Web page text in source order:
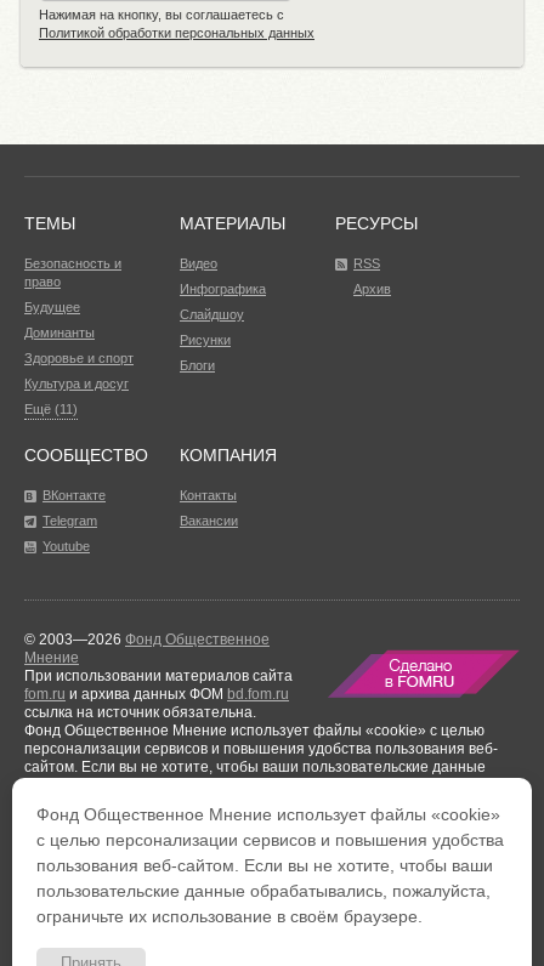
Нажимая на кнопку, вы соглашаетесь с
Политикой обработки персональных данных
ТЕМЫ
Безопасность и
право
Будущее
Доминанты
Здоровье и спорт
Культура и досуг
Ещё (11)
МАТЕРИАЛЫ
Видео
Инфографика
Слайдшоу
Рисунки
Блоги
РЕСУРСЫ
RSS
Архив
СООБЩЕСТВО
ВКонтакте
Telegram
Youtube
КОМПАНИЯ
Контакты
Вакансии
© 2003—2026 Фонд Общественное
Мнение
При использовании материалов сайта
fom.ru и архива данных ФОМ bd.fom.ru
ссылка на источник обязательна.
Фонд Общественное Мнение использует файлы «cookie» с целью
персонализации сервисов и повышения удобства пользования веб-
сайтом. Если вы не хотите, чтобы ваши пользовательские данные
Результаты аудиторской проверкиза период с 1 января по 31 декабря
2021 года.
Тел. +7 (495) 653-82-32
Тел. 8 (800) 444-53-24
Факс: +7 (495) 653-82-02
Обратная связь
конфиденциальности
Фонд Общественное Мнение использует файлы «cookie»
с целью персонализации сервисов и повышения удобства
пользования веб-сайтом. Если вы не хотите, чтобы ваши
пользовательские данные обрабатывались, пожалуйста,
ограничьте их использование в своём браузере.
Принять